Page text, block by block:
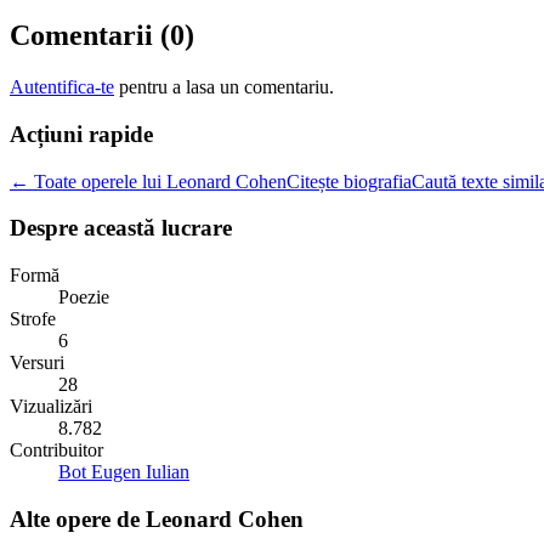
Comentarii (0)
Autentifica-te pentru a lasa un comentariu.
Acțiuni rapide
← Toate operele lui Leonard CohenCitește biografiaCaută texte
Despre această lucrare
Formă
Poezie
Strofe
6
Versuri
28
Vizualizări
8.782
Contribuitor
Bot Eugen Iulian
Alte opere de Leonard Cohen